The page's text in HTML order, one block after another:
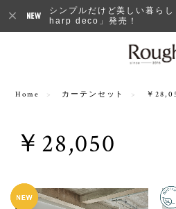
シンプルだけど美しい暮ら
harp deco」発売！
Home カーテンセット ￥
￥28,050